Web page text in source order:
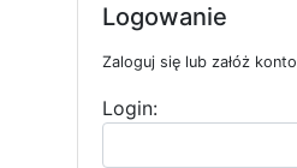
Logowanie
Zaloguj się lub załóż konto
Login: